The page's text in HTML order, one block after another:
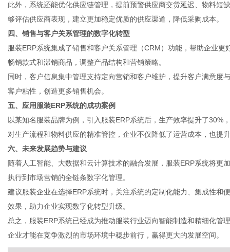
此外，系统还能优化供应链管理，提前预警供应商交货延迟、物料短
够评估供应商表现，建立更加稳定优质的供应渠道，降低采购成本。
四、销售与客户关系管理的数字化转型
服装ERP系统集成了销售和客户关系管理（CRM）功能，帮助企业
畅销款式和滞销商品，调整产品结构和营销策略。
同时，客户信息集中管理支持定向营销和客户维护，提升客户满意度
客户粘性，创造更多销售机会。
五、应用服装ERP系统的成功案例
以某知名服装品牌为例，引入服装ERP系统后，生产效率提升了
对生产流程和物料供应的精准管控，企业不仅降低了运营成本，也提
六、未来发展趋势与建议
随着人工智能、大数据和云计算技术的融合发展，服装ERP系统将更
执行到市场营销的全链条数字化管理。
建议服装企业在选择ERP系统时，关注系统的定制化能力、集成性和
效果，助力企业实现数字化转型升级。
总之，服装ERP系统已经成为推动服装行业迈向智能制造和精细化管
企业才能在竞争激烈的市场环境中稳步前行，赢得更大的发展空间。